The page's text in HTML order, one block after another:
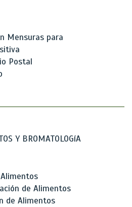
Mensuras para
Postal
Y BROMATOLOGíA
de Alimentos
de Alimentos